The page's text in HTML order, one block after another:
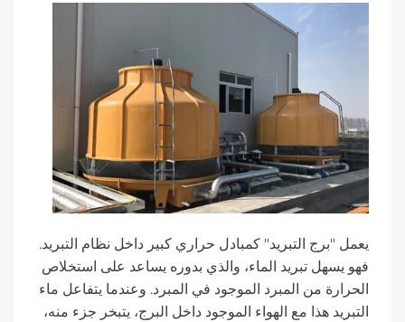
يعمل "برج التبريد" كمبادل حراري كبير داخل نظام التبريد.
فهو يسهل تبريد الماء، والذي بدوره يساعد على استخلاص
الحرارة من المبرد الموجود في المبرد. وعندما يتفاعل ماء
التبريد هذا مع الهواء الموجود داخل البرج، يتبخر جزء منه،